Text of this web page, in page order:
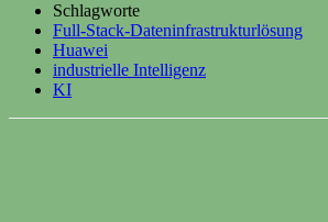
Schlagworte
Full-Stack-Dateninfrastrukturlösung
Huawei
industrielle Intelligenz
KI